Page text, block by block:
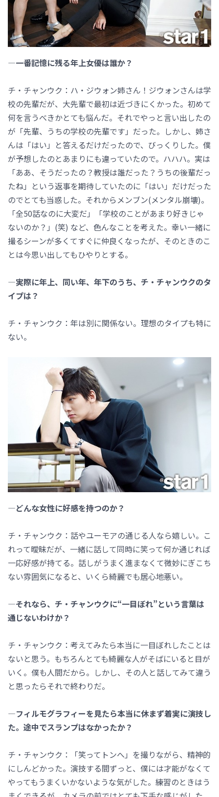
―一番記憶に残る年上女優は誰か？
チ・チャンウク：ハ・ジウォン姉さん！ジウォンさんは学
校の先輩だが、大先輩で最初は近づきにくかった。初めて
何を言うべきかとても悩んだ。それでやっと言い出したの
が「先輩、うちの学校の先輩です」だった。しかし、姉さ
んは「はい」と答えるだけだったので、びっくりした。僕
が予想したのとあまりにも違っていたので。ハハハ。実は
「ああ、そうだったの？教授は誰だった？うちの後輩だっ
たね」という返事を期待していたのに「はい」だけだった
のでとても当惑した。それからメンブン(メンタル崩壊)。
「全50話なのに大変だ」「学校のことがあまり好きじゃ
ないのか？」(笑) など、色んなことを考えた。幸い一緒に
撮るシーンが多くてすぐに仲良くなったが、そのときのこ
とは今思い出してもひやりとする。
―実際に年上、同い年、年下のうち、チ・チャンウクのタ
イプは？
チ・チャンウク：年は別に関係ない。理想のタイプも特に
ない。
―どんな女性に好感を持つのか？
チ・チャンウク：話やユーモアの通じる人なら嬉しい。こ
れって曖昧だが、一緒に話して同時に笑って何か通じれば
一応好感が持てる。話しがうまく進まなくて微妙にぎこち
ない雰囲気になると、いくら綺麗でも居心地悪い。
―それなら、チ・チャンウクに“一目ぼれ”という言葉は
通じないわけか？
チ・チャンウク：考えてみたら本当に一目ぼれしたことは
ないと思う。もちろんとても綺麗な人がそばにいると目が
いく。僕も人間だから。しかし、その人と話してみて違う
と思ったらそれで終わりだ。
―フィルモグラフィーを見たら本当に休まず着実に演技し
た。途中でスランプはなかったか？
チ・チャンウク：「笑ってトンへ」を撮りながら、精神的
にしんどかった。演技する間ずっと、僕には才能がなくて
やってもうまくいかないような気がした。練習のときはう